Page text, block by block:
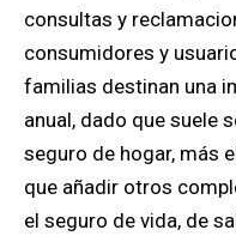
consultas y
consumidores y
familias destinan una
anual, dado que suele
seguro de hogar, más
que añadir otros
el seguro de vida, de